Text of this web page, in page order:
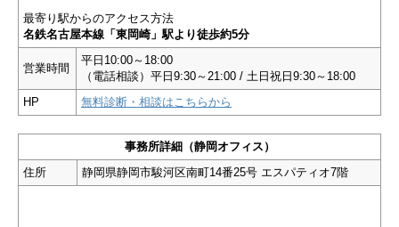
最寄り駅からのアクセス方法
名鉄名古屋本線「東岡崎」駅より徒歩約5分
営業時間
平日10:00～18:00
（電話相談）平日9:30～21:00 / 土日祝日9:30～18:00
HP
無料診断・相談はこちらから
事務所詳細（静岡オフィス）
住所
静岡県静岡市駿河区南町14番25号 エスパティオ7階